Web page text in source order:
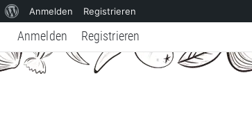
Über
WordPress
Anmelden Registrieren
Anmelden Registrieren